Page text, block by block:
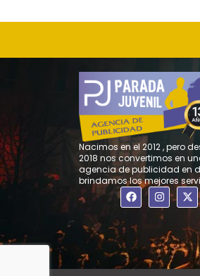
Nacimos en el 2012 , pero
2018 nos convertimos en
agencia de publicidad en
brindamos los mejores
F
a
c
e
b
o
k
I
n
s
t
a
g
r
a
X
-
t
i
t
t
e